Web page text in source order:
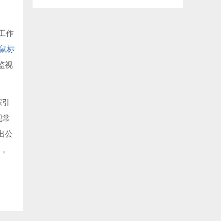
作
标
视
常
公